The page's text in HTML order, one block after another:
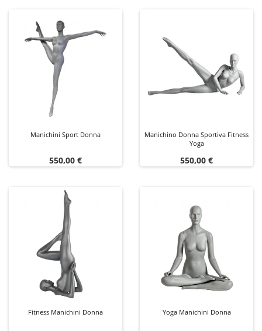
Manichini Sport Donna
Prezzo
550,00 €
Manichino Donna Sportiva Fitness
Yoga
Prezzo
550,00 €
Fitness Manichini Donna Yoga Manichini Donna